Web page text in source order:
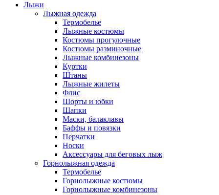
Лыжи
Лыжная одежда
Термобелье
Лыжные костюмы
Костюмы прогулочные
Костюмы разминочные
Лыжные комбинезоны
Куртки
Штаны
Лыжные жилеты
Флис
Шорты и юбки
Шапки
Маски, балаклавы
Баффы и повязки
Перчатки
Носки
Аксессуары для беговых лыж
Горнолыжная одежда
Термобелье
Горнолыжные костюмы
Горнолыжные комбинезоны